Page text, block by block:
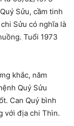
Sửu, cầm tinh
Sửu có nghĩa là
Tuổi 1973
khắc, năm
Quý Sửu
Can Quý bình
với địa chi Thìn.